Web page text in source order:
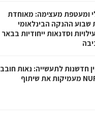
ומעטפת מעצימה: מאוחדת
שבוע ההנקה הבינלאומי
וסדנאות ייחודיות בבאר
חדשנות לתעשייה: נאות חובב
ומעבדת NUR מעמיקות את שיתוף